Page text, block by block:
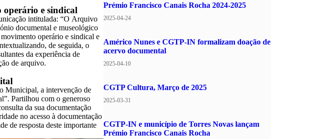
e sindical
intitulada: “O Arquivo
documental e museológico
operário e sindical e
de seguida, o
da experiência de
de arquivo.
Municipal, a intervenção de
Partilhou com o generoso
da sua documentação
no acesso à documentação
de resposta deste importante
Prémio Francisco Canais Rocha 2024-2025
2025-04-24
Américo Nunes e CGTP-IN formalizam doação de
acervo documental
2025-04-10
CGTP Cultura, Março de 2025
2025-03-31
CGTP-IN e município de Torres Novas lançam
Prémio Francisco Canais Rocha